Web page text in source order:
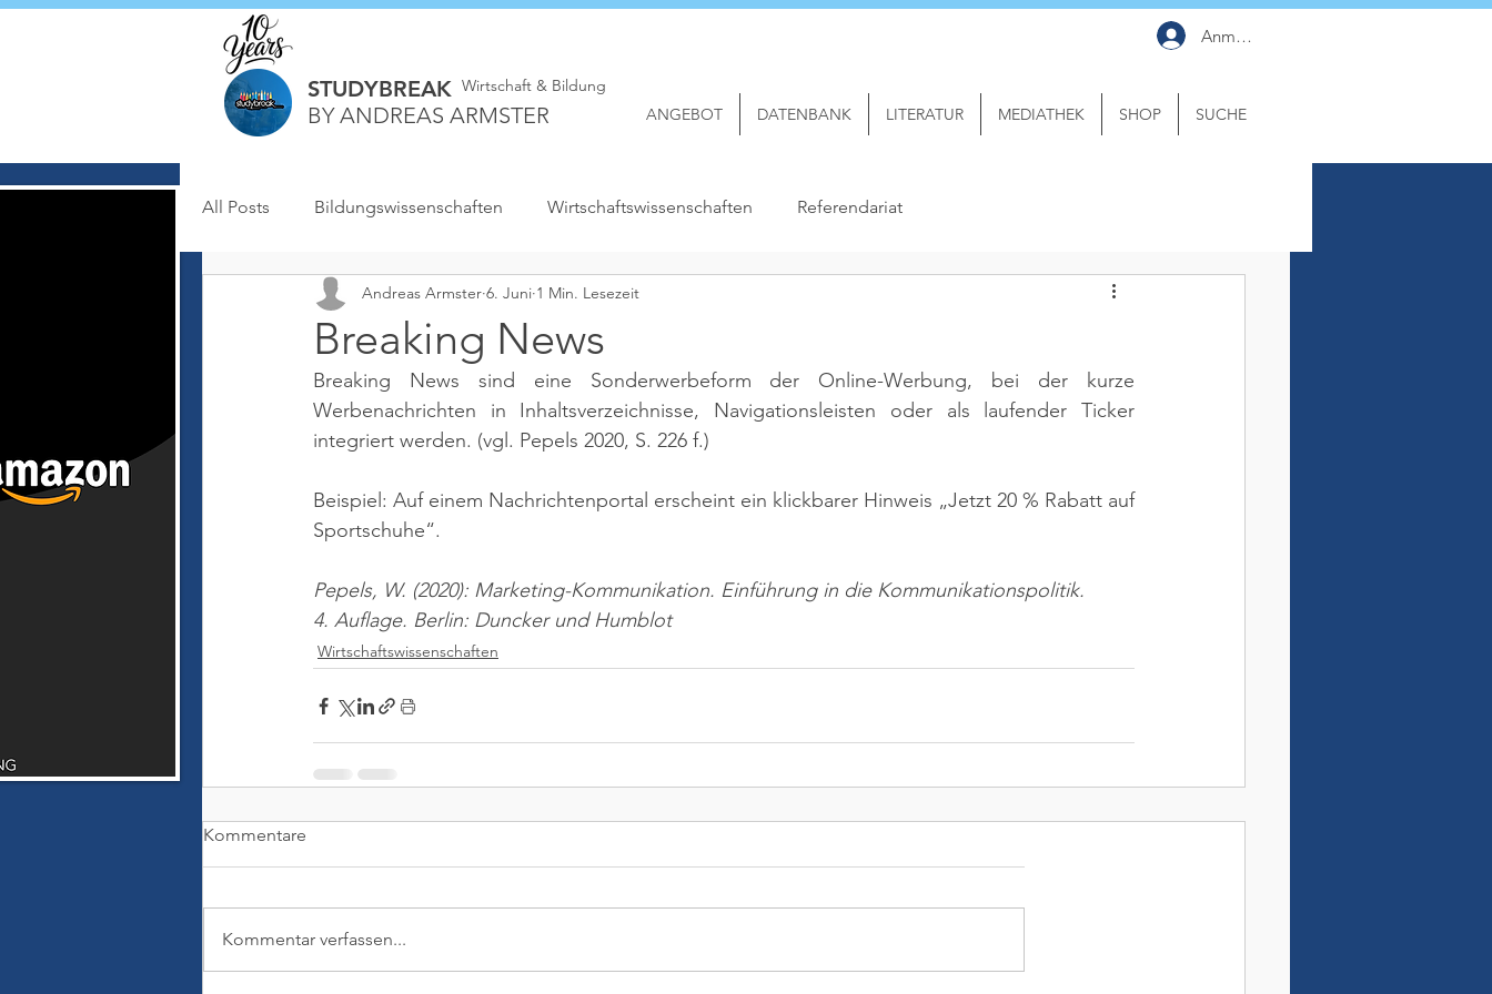
STUDYBREAK
BY ANDREAS ARMSTER
Wirtschaft & Bildung
Anmelden
ANGEBOT DATENBANK LITERATUR MEDIATHEK SHOP SUCHE
All Posts Bildungswissenschaften Wirtschaftswissenschaften Referendariat
Breaking News
Andreas Armster 6. Juni 1 Min. Lesezeit
Breaking News sind eine Sonderwerbeform der Online-Werbung, bei der kurze
Werbenachrichten in Inhaltsverzeichnisse, Navigationsleisten oder als laufender Ticker
integriert werden. (vgl. Pepels 2020, S. 226 f.)
Beispiel: Auf einem Nachrichtenportal erscheint ein klickbarer Hinweis „Jetzt 20 % Rabatt auf
Sportschuhe“.
Pepels, W. (2020): Marketing-Kommunikation. Einführung in die Kommunikationspolitik.
4. Auflage. Berlin: Duncker und Humblot
Wirtschaftswissenschaften
Kommentare
Kommentar verfassen...